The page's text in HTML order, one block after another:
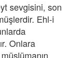
sevgisini, son
Ehl-i
Onlara